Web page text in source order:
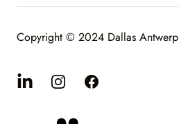
Copyright © 2024 Dallas Antwerp
LinkedinInstagramFacebook